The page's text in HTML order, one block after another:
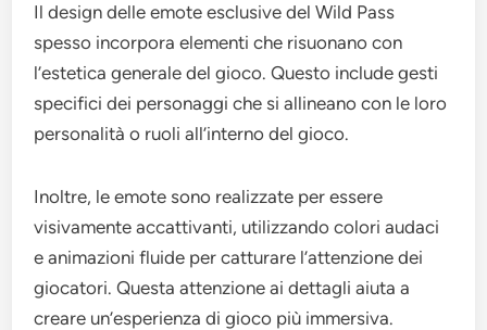
Il design delle emote esclusive del Wild Pass
spesso incorpora elementi che risuonano con
l’estetica generale del gioco. Questo include gesti
specifici dei personaggi che si allineano con le loro
personalità o ruoli all’interno del gioco.
Inoltre, le emote sono realizzate per essere
visivamente accattivanti, utilizzando colori audaci
e animazioni fluide per catturare l’attenzione dei
giocatori. Questa attenzione ai dettagli aiuta a
creare un’esperienza di gioco più immersiva.